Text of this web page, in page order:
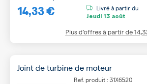
14,33 € Livré à partir du
Jeudi 13 août
Plus d’offres à partir de
Joint de turbine de moteur
Ref. produit : 31X6520